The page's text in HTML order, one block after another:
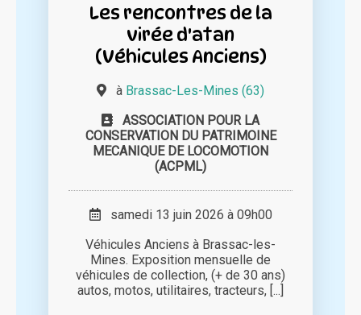
Les rencontres de la
virée d'atan
(Véhicules Anciens)
à Brassac-Les-Mines (63)
ASSOCIATION POUR LA
CONSERVATION DU PATRIMOINE
MECANIQUE DE LOCOMOTION
(ACPML)
samedi 13 juin 2026 à 09h00
Véhicules Anciens à Brassac-les-
Mines. Exposition mensuelle de
véhicules de collection, (+ de 30 ans)
autos, motos, utilitaires, tracteurs, [...]